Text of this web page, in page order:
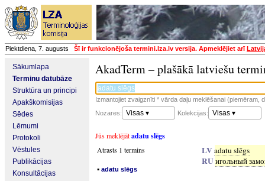
Piektdiena, 7. augusts Šī ir funkcionējoša termini.lza.lv versija. Apmeklējiet arī
Sākumlapa
Terminu datubāze
Struktūra un principi
Apakškomisijas
Sēdes
Lēmumi
Protokoli
Vēstules
Publikācijas
Konsultācijas
AkadTerm – plašākā latviešu
Izmantojiet zvaigznīti * vārda daļu meklēšanai (piemēram,
Nozares:
Visas ▾ Kolekcijas: Visas ▾
Jūs meklējātadatu slēgs
Atrasts 1 termins
▪ adatu slēgs
LVadatu slēgs
RUигольный